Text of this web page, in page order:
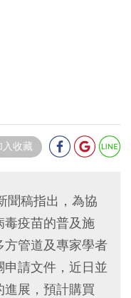
入收藏
聞稿指出，為協
毒疫苗的普及施
管道及專家學者
請文件，近日並
展，預計購買